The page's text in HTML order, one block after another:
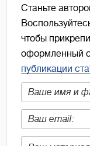
Станьте
чтобы
оформленный
публикации